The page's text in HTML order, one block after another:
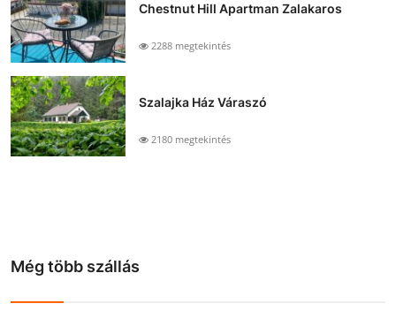
Chestnut Hill Apartman Zalakaros
2288 megtekintés
Szalajka Ház Váraszó
2180 megtekintés
Még több szállás